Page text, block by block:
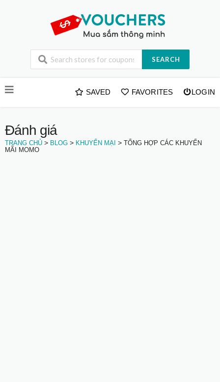
SEARCH
to
SAVED FAVORITES LOGIN
Đánh giá
TRANG CHỦ > BLOG > KHUYẾN MẠI > TỔNG HỢP CÁC KHUYẾN
MÃI MOMO